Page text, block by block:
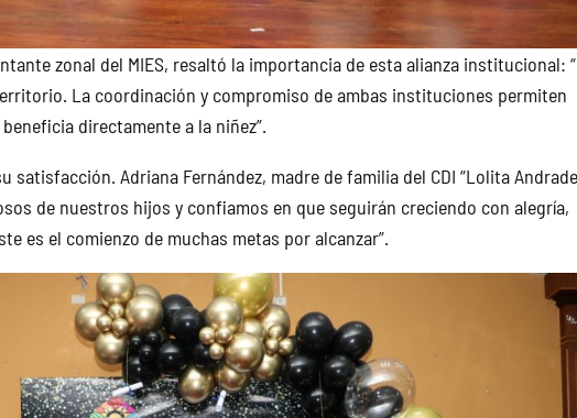
zonal del MIES, resaltó la importancia de esta alianza institucional:
La coordinación y compromiso de ambas instituciones permiten
directamente a la niñez”.
satisfacción. Adriana Fernández, madre de familia del CDI “Lolita
de nuestros hijos y confiamos en que seguirán creciendo con alegría,
es el comienzo de muchas metas por alcanzar”.